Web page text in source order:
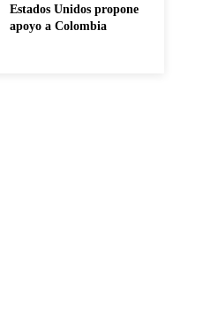
Estados Unidos propone
apoyo a Colombia